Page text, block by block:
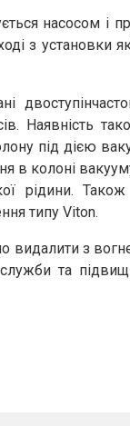
насосом і
з установки
Наявність
під дією
в колоні
рідини.
типу Viton.
видалити з
та